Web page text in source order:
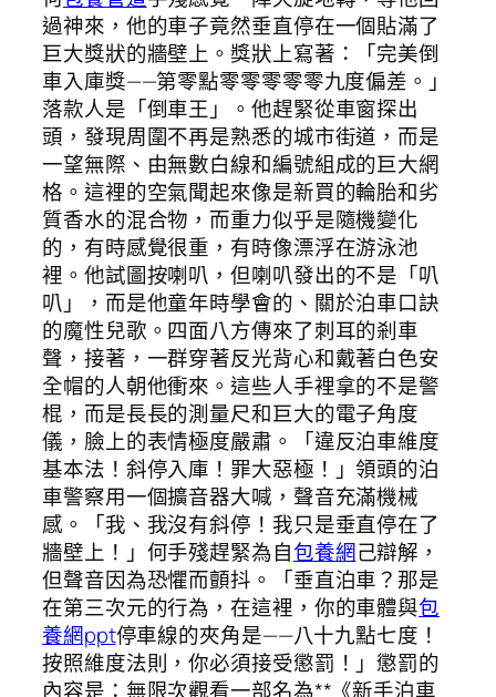
過神來，他的車子竟然垂直停在一個貼滿了
巨大獎狀的牆壁上。獎狀上寫著：「完美倒
車入庫獎——第零點零零零零零九度偏差。」
落款人是「倒車王」。他趕緊從車窗探出
頭，發現周圍不再是熟悉的城市街道，而是
一望無際、由無數白線和編號組成的巨大網
格。這裡的空氣聞起來像是新買的輪胎和劣
質香水的混合物，而重力似乎是隨機變化
的，有時感覺很重，有時像漂浮在游泳池
裡。他試圖按喇叭，但喇叭發出的不是「叭
叭」，而是他童年時學會的、關於泊車口訣
的魔性兒歌。四面八方傳來了刺耳的剎車
聲，接著，一群穿著反光背心和戴著白色安
全帽的人朝他衝來。這些人手裡拿的不是警
棍，而是長長的測量尺和巨大的電子角度
儀，臉上的表情極度嚴肅。「違反泊車維度
基本法！斜停入庫！罪大惡極！」領頭的泊
車警察用一個擴音器大喊，聲音充滿機械
感。「我、我沒有斜停！我只是垂直停在了
牆壁上！」何手殘趕緊為自包養網己辯解，
但聲音因為恐懼而顫抖。「垂直泊車？那是
在第三次元的行為，在這裡，你的車體與包
養網ppt停車線的夾角是——八十九點七度！
按照維度法則，你必須接受懲罰！」懲罰的
內容是：無限次觀看一部名為**《新手泊車